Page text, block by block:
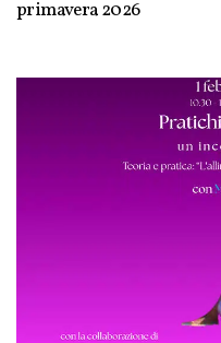
primavera 2026